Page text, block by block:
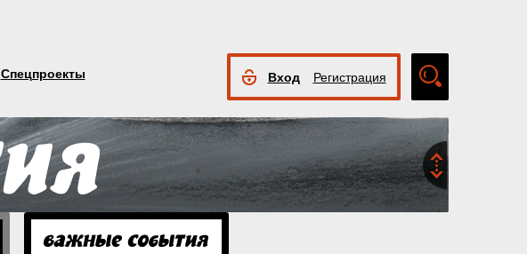
Спецпроекты Вход Регистрация
поиск